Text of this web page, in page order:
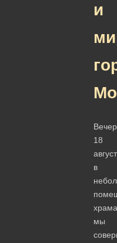
и
18
в
храма
мы